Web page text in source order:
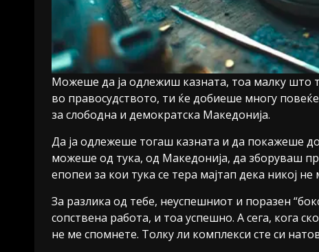
Можеше да ја одлежиш казната, тоа малку што
во правосудството, ти ќе добиеше многу
за слободна и демократска Македонија.
Да ја одлежеше тогаш казната и да покажеше
можеше од тука, од Македонија, да зборуваш
епопеи за кои тука се тера мајтап дека никој
За разлика од тебе, неуспешниот и поразен
сопствена работа, и тоа успешно. А сега, кога
не ме спомнете. Толку ли комплекси сте си